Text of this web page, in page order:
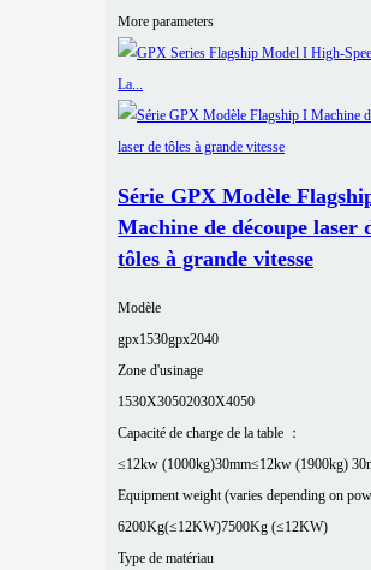
More parameters
Série GPX Modèle
Machine de découpe laser
tôles à grande vitesse
Modèle
gpx1530gpx2040
Zone d'usinage
1530X30502030X4050
Capacité de charge de la table ：
≤12kw (1000kg)30mm≤12kw (1900kg)
Equipment weight (varies depending on
6200Kg(≤12KW)7500Kg (≤12KW)
Type de matériau